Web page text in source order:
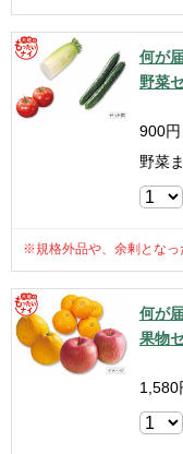
何が
野菜
900円
野菜
※規格外品や、余剰となっ
何が
果物
1,580